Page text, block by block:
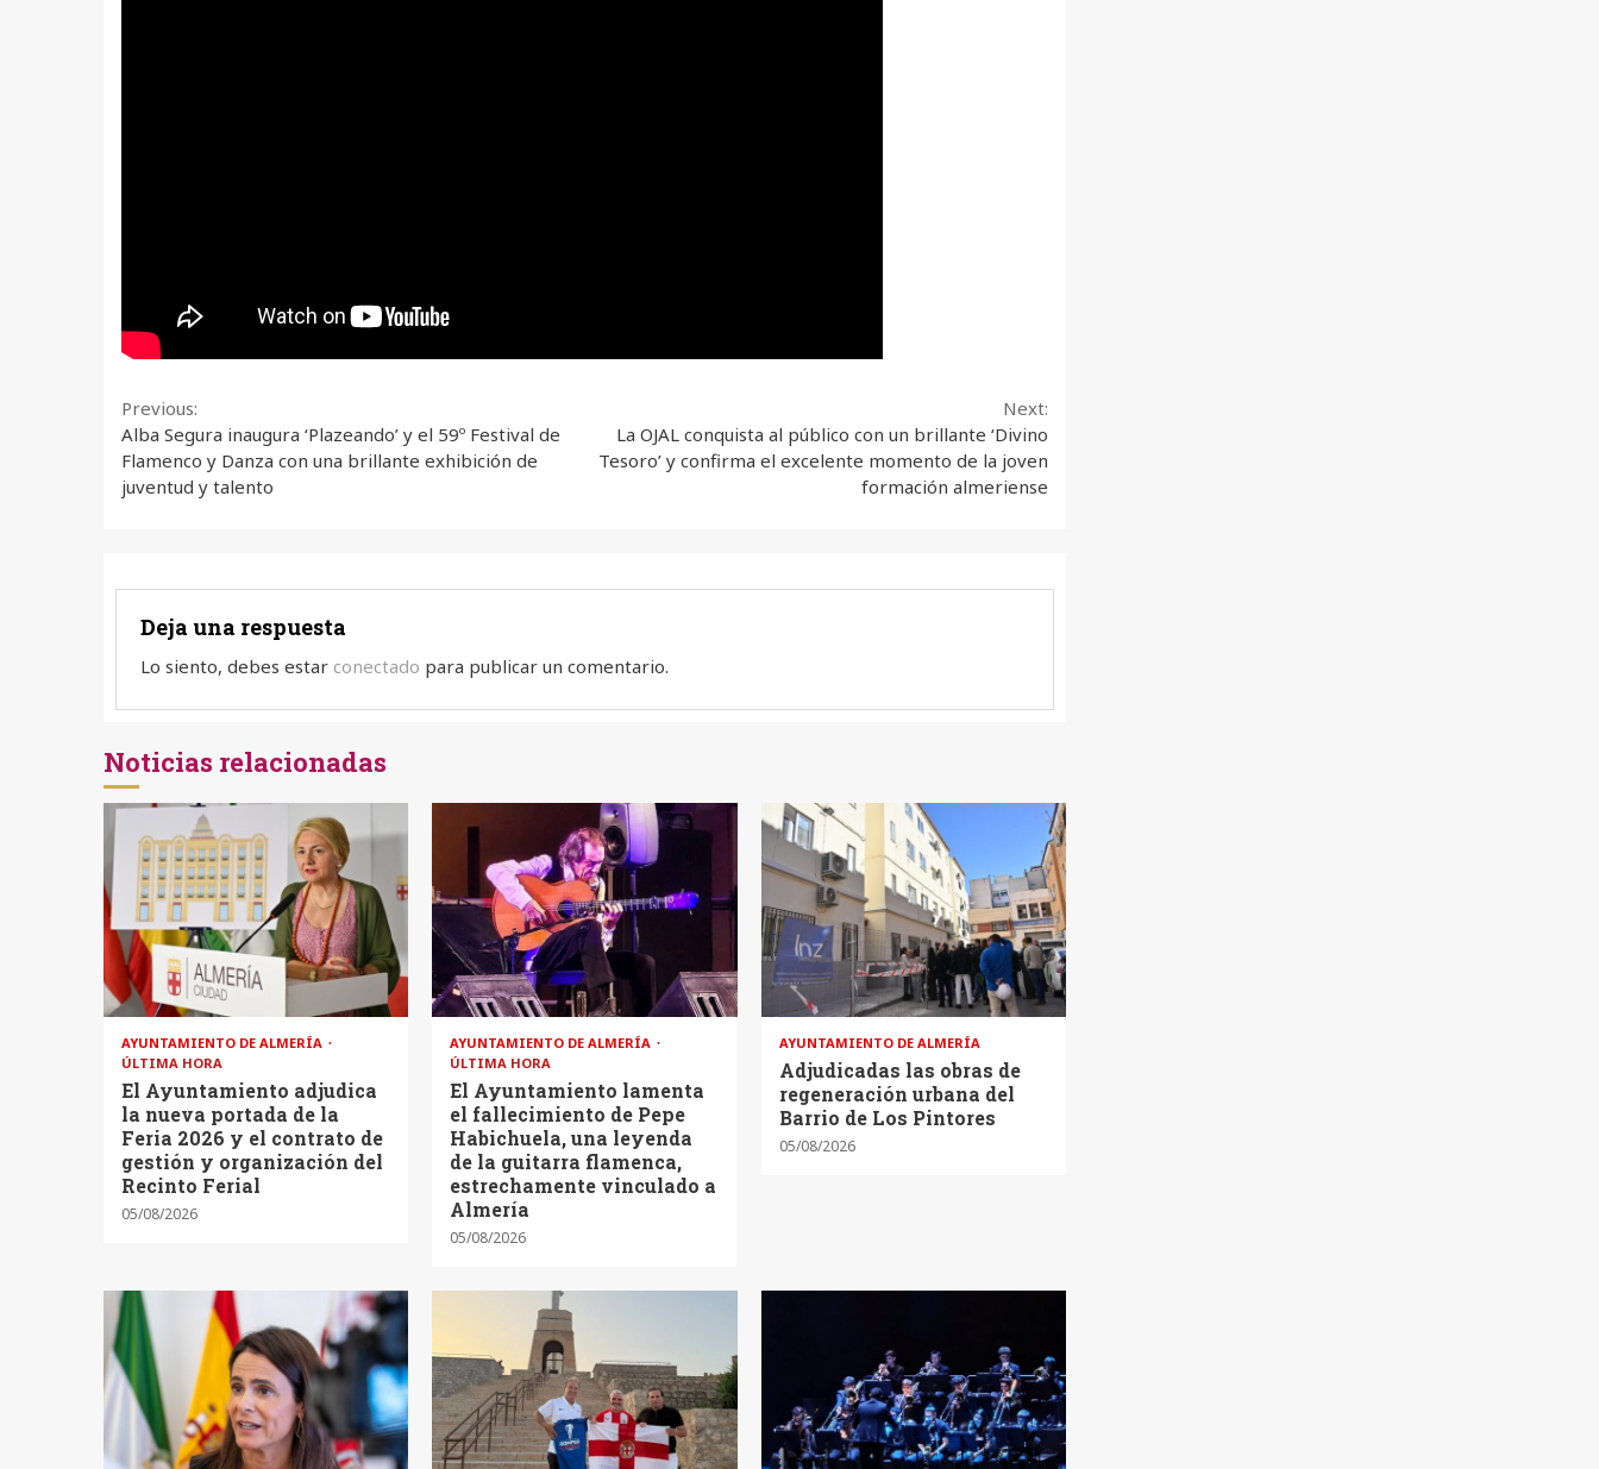
Continue
Reading
Previous:
Alba Segura inaugura ‘Plazeando’ y el 59º Festival de
Flamenco y Danza con una brillante exhibición de
juventud y talento
Next:
La OJAL conquista al público con un brillante ‘Divino
Tesoro’ y confirma el excelente momento de la joven
formación almeriense
Deja una respuesta
Lo siento, debes estar conectado para publicar un comentario.
Noticias relacionadas
AYUNTAMIENTO DE ALMERÍA
ÚLTIMA HORA
El Ayuntamiento adjudica
la nueva portada de la
Feria 2026 y el contrato de
gestión y organización del
Recinto Ferial
05/08/2026
AYUNTAMIENTO DE ALMERÍA
ÚLTIMA HORA
El Ayuntamiento lamenta
el fallecimiento de Pepe
Habichuela, una leyenda
de la guitarra flamenca,
estrechamente vinculado a
Almería
05/08/2026
AYUNTAMIENTO DE ALMERÍA
Adjudicadas las obras de
regeneración urbana del
Barrio de Los Pintores
05/08/2026